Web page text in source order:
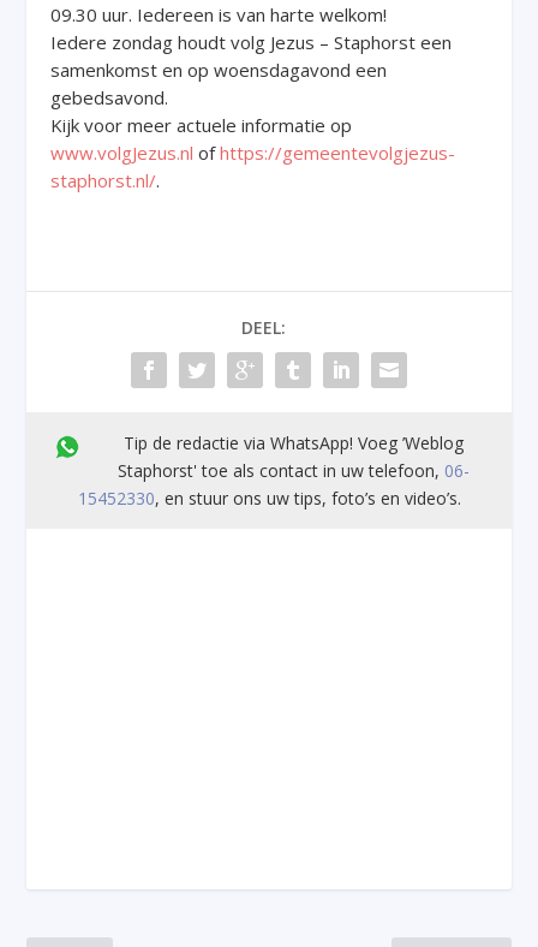
09.30 uur. Iedereen is van harte welkom!
Iedere zondag houdt volg Jezus – Staphorst een
samenkomst en op woensdagavond een
gebedsavond.
Kijk voor meer actuele informatie op
www.volgJezus.nl ofhttps://gemeentevolgjezus-
staphorst.nl/.
DEEL:
Tip de redactie via WhatsApp! Voeg ’Weblog
Staphorst' toe als contact in uw telefoon, 06-
15452330, en stuur ons uw tips, foto’s en video’s.